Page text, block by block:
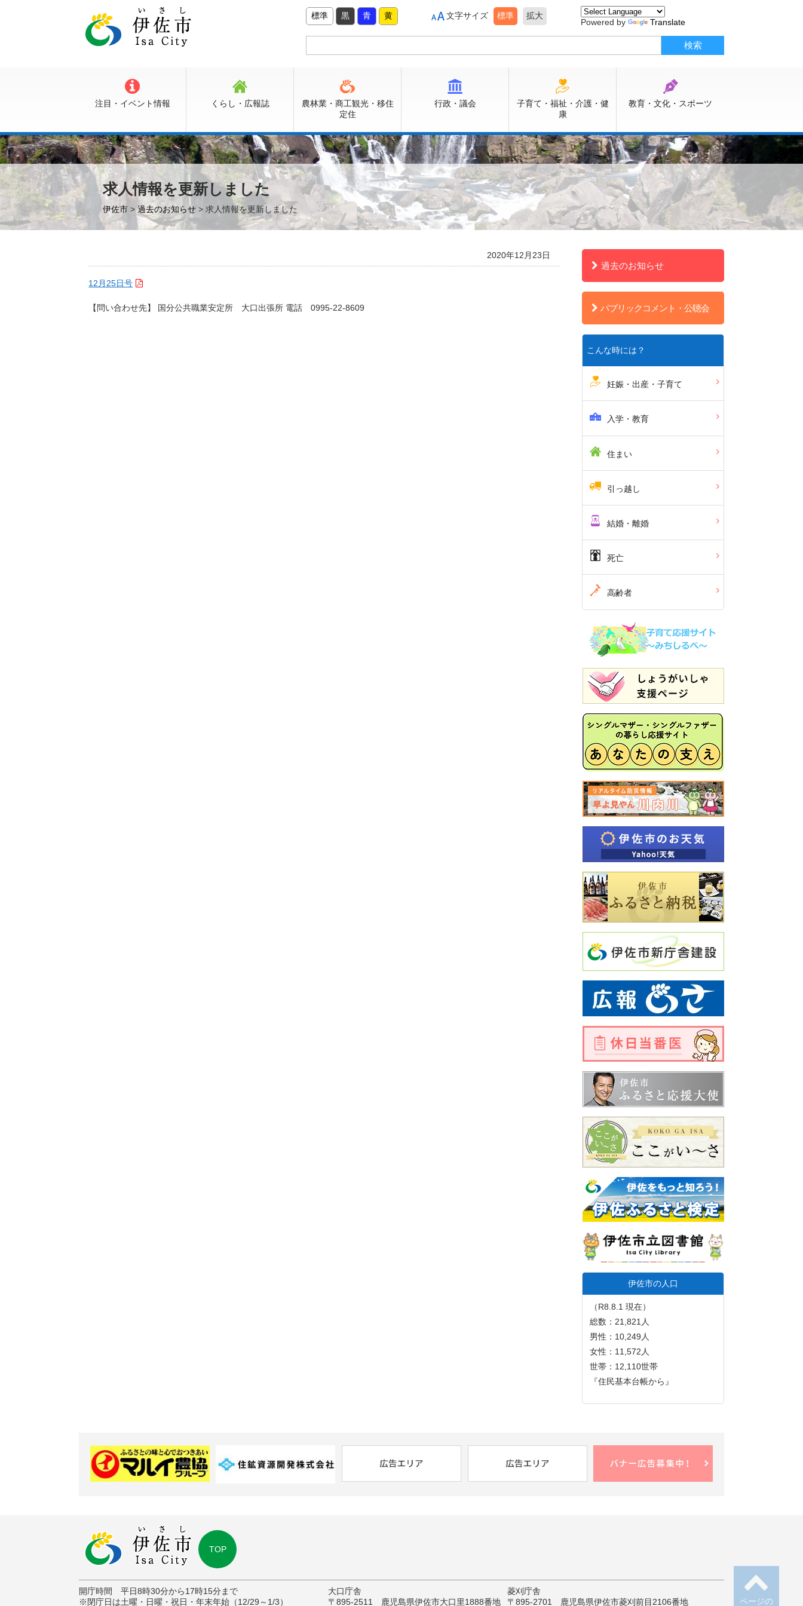
標準 黒 青 黄 文字サイズ 標準 拡大
Powered by Translate
注目・イベント情報 くらし・広報誌
農林業・商工観光・移住
定住
行政・議会
子育て・福祉・介護・健
康
教育・文化・スポーツ
求人情報を更新しました
伊佐市 >過去のお知らせ > 求人情報を更新しました
2020年12月23日
12月25日号
【問い合わせ先】 国分公共職業安定所 大口出張所 電話 0995‐22‐8609
過去のお知らせ
パブリックコメント・公聴会
こんな時には？
妊娠・出産・子育て
入学・教育
住まい
引っ越し
結婚・離婚
死亡
高齢者
伊佐市の人口
（R8.8.1 現在）
総数：21,821人
男性：10,249人
女性：11,572人
世帯：12,110世帯
『住民基本台帳から』
ページの
TOP
開庁時間 平日8時30分から17時15分まで
※閉庁日は土曜・日曜・祝日・年末年始（12/29～1/3）
大口庁舎
〒895-2511 鹿児島県伊佐市大口里1888番地
菱刈庁舎
〒895-2701 鹿児島県伊佐市菱刈前目2106番地